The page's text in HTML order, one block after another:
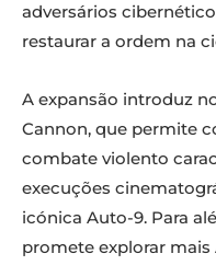
RoboCop: Rogue City -
adversários
restaurar a ordem na
A expansão introduz
Cannon, que permite
combate violento
execuções
icónica Auto-9. Para
promete explorar mais